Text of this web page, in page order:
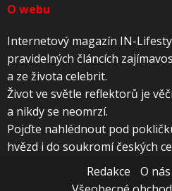
O webu
Internetový magazín IN-
pravidelných článcích
a ze života celebrit.
Život ve světle reflektorů je
a nikdy se neomrzí.
Pojďte nahlédnout pod
hvězd i do soukromí českých
Redakce
O nás